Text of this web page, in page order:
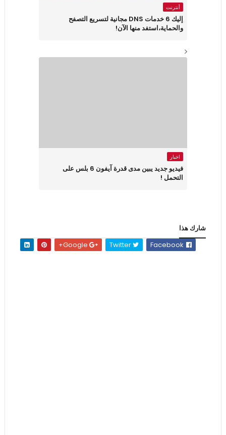
أنترنت
إليك 6 خدمات DNS مجانية لتسريع التصفح
والحماية،استفد منها الآن!
اخبار
فيديو جديد يبين مدى قدرة آيفون 6 بلس على
التحمل !
شارك هذا
Twitter